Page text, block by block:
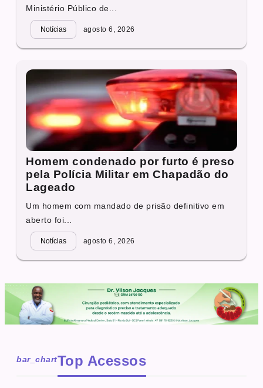
Ministério Público de...
Notícias agosto 6, 2026
Homem condenado por furto é preso
pela Polícia Militar em Chapadão do
Lageado
Um homem com mandado de prisão definitivo em
aberto foi...
Notícias agosto 6, 2026
bar_chartTop Acessos